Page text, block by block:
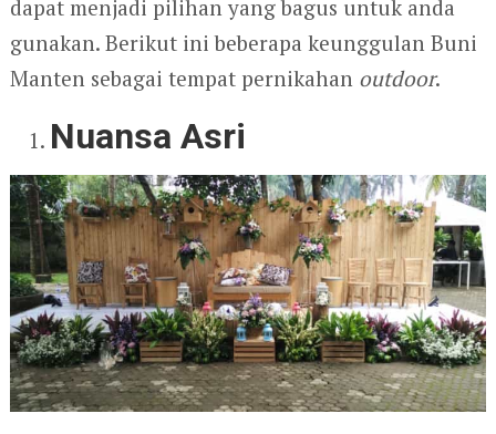
dapat menjadi pilihan yang bagus untuk anda
gunakan. Berikut ini beberapa keunggulan Buni
Manten sebagai tempat pernikahan outdoor.
Nuansa Asri